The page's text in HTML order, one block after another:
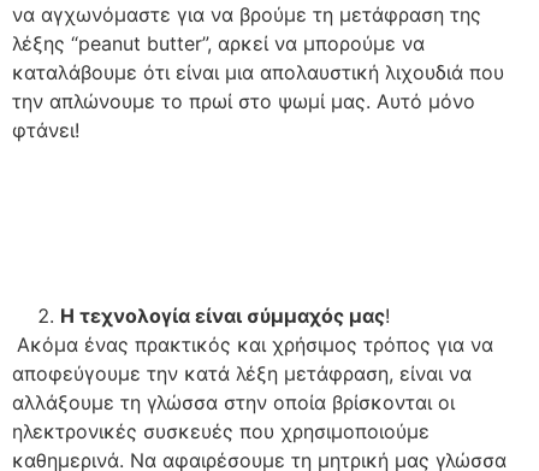
να αγχωνόμαστε για να βρούμε τη μετάφραση της
λέξης “peanut butter”, αρκεί να μπορούμε να
καταλάβουμε ότι είναι μια απολαυστική λιχουδιά που
την απλώνουμε το πρωί στο ψωμί μας. Αυτό μόνο
φτάνει!
Η τεχνολογία είναι σύμμαχός μας!
Ακόμα ένας πρακτικός και χρήσιμος τρόπος για να
αποφεύγουμε την κατά λέξη μετάφραση, είναι να
αλλάξουμε τη γλώσσα στην οποία βρίσκονται οι
ηλεκτρονικές συσκευές που χρησιμοποιούμε
καθημερινά. Να αφαιρέσουμε τη μητρική μας γλώσσα